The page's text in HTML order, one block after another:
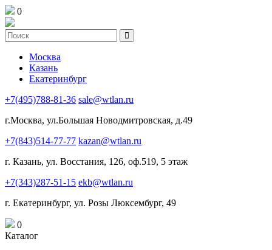
0
Москва
Казань
Екатеринбург
+7(495)788-81-36 sale@wtlan.ru
г.Москва, ул.Большая Новодмитровская, д.49
+7(843)514-77-77 kazan@wtlan.ru
г. Казань, ул. Восстания, 126, оф.519, 5 этаж
+7(343)287-51-15 ekb@wtlan.ru
г. Екатеринбург, ул. Розы Люксембург, 49
0
Каталог